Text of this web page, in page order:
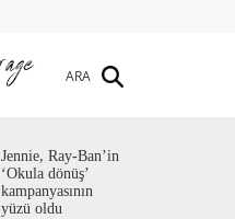
ARA
Jennie, Ray-Ban’in
‘Okula dönüş’
kampanyasının
yüzü oldu